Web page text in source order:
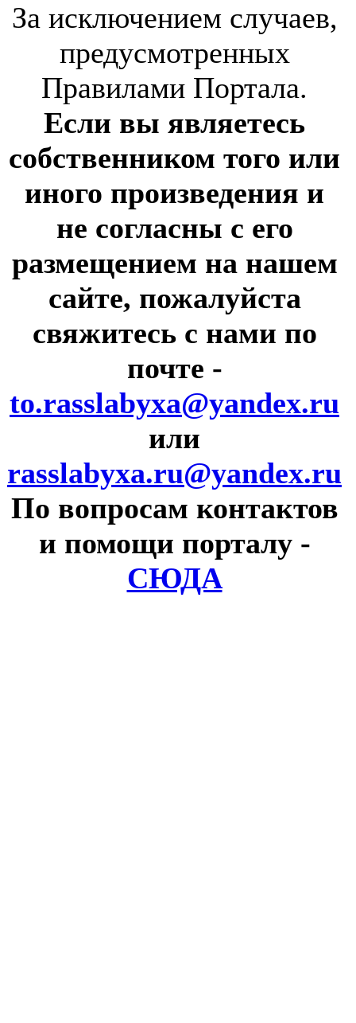
За исключением случаев,
предусмотренных
Правилами Портала.
Если вы являетесь
собственником того или
иного произведения и
не согласны с его
размещением на нашем
сайте, пожалуйста
свяжитесь с нами по
почте -
to.rasslabyxa@yandex.ru
или
rasslabyxa.ru@yandex.ru
По вопросам контактов
и помощи порталу -
СЮДА